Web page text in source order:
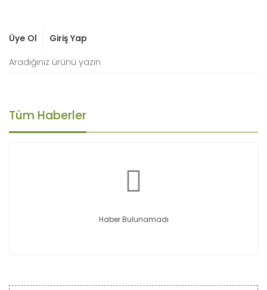
Üye Ol Giriş Yap
Tüm Haberler
Haber Bulunamadı